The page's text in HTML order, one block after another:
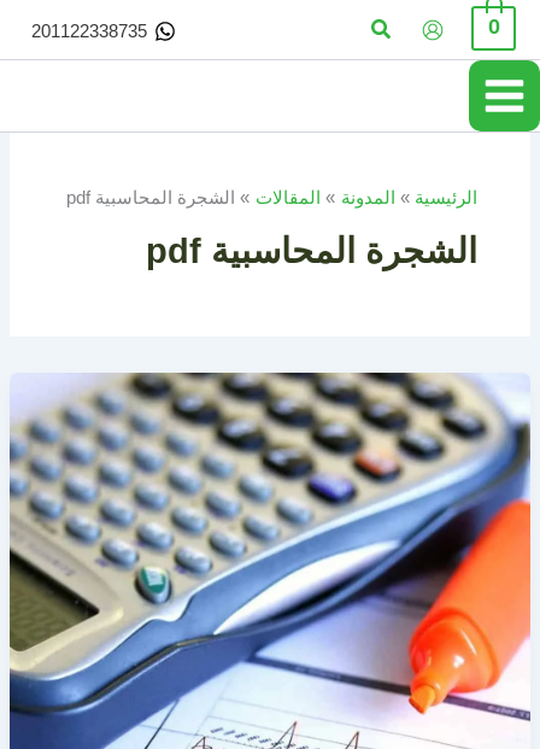
تخطي
المحتوى
0 البحث 201122338735
الرئيسية المدونة المقالات الشجرة المحاسبية pdf
الشجرة المحاسبية pdf